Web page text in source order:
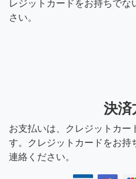
レジットカードをお持ちで
さい。
決済
お支払いは、クレジットカー
す。クレジットカードをお持
連絡ください。